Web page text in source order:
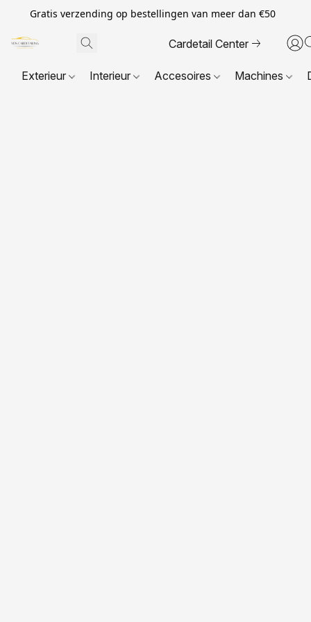
Gratis verzending op bestellingen van meer dan €50
Cardetail Center
Exterieur Interieur Accesoires Machines